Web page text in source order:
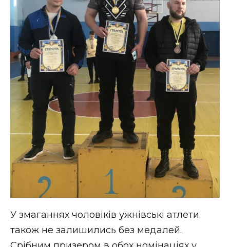
У змаганнях чоловіків ужнівські атлети
також не залишились без медалей.